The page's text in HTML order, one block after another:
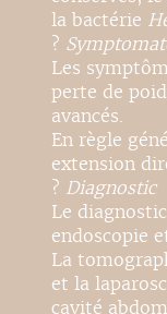
la bactérie
?
Les
perte de
avancés.
En règle
extension
? Diagnostic
Le
endoscopie
La
et la
cavité